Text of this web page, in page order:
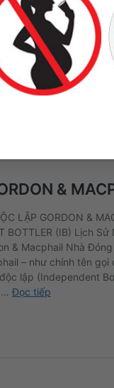
Choice
Choice
dưới đây: